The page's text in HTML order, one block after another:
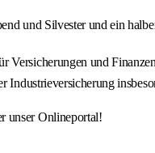
und Silvester und ein
und
unser Onlineportal!